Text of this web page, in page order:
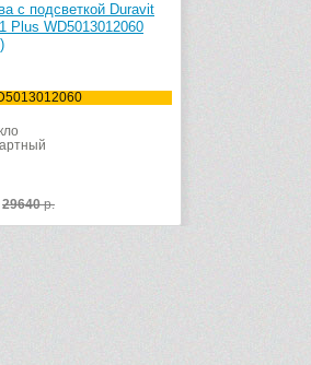
с подсветкой Duravit
Plus WD5013012060
29640р.